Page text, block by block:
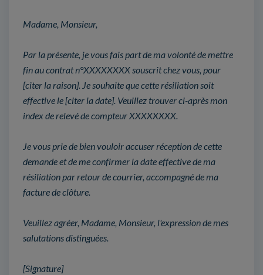
Madame, Monsieur,
Par la présente, je vous fais part de ma volonté de mettre
fin au contrat n°XXXXXXXX souscrit chez vous, pour
[citer la raison]. Je souhaite que cette résiliation soit
effective le [citer la date]. Veuillez trouver ci-après mon
index de relevé de compteur XXXXXXXX.
Je vous prie de bien vouloir accuser réception de cette
demande et de me confirmer la date effective de ma
résiliation par retour de courrier, accompagné de ma
facture de clôture.
Veuillez agréer, Madame, Monsieur, l'expression de mes
salutations distinguées.
[Signature]